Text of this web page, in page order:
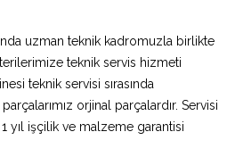
uzman teknik kadromuzla birlikte
teknik servis hizmeti
teknik servisi sırasında
orjinal parçalardır. Servisi
yıl işçilik ve malzeme garantisi